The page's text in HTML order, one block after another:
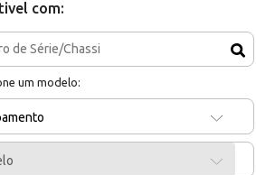
com:
um modelo: